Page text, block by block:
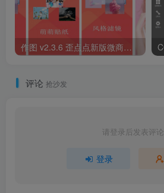
作图 v2.3.6 歪点点新版微商工具，微商作图工具，会员解锁
评论 抢沙发
请登录后发表评论
登录